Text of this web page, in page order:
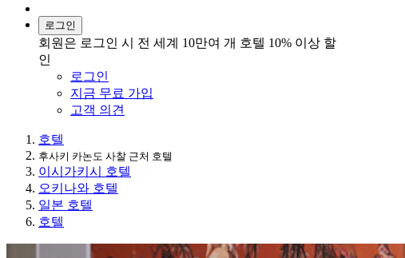
로그인
회원은 로그인 시 전 세계 10만여 개 호텔 10% 이상 할
인
로그인
지금 무료 가입
고객 의견
호텔
후사키 카논도 사찰 근처 호텔
이시가키시 호텔
오키나와 호텔
일본 호텔
호텔